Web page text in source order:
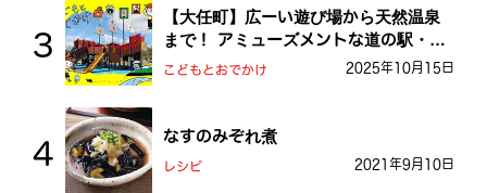
【大任町】広ーい遊び場から天然温泉
まで！ アミューズメントな道の駅・お
おとう桜街道
こどもとおでかけ 2025年10月15日
なすのみぞれ煮
レシピ 2021年9月10日